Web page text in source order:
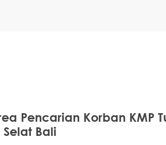
Pencarian Korban KMP
Bali